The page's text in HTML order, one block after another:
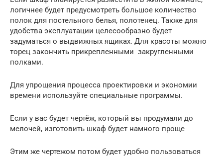
логичнее будет предусмотреть большое количество
полок для постельного белья, полотенец. Также для
удобства эксплуатации целесообразно будет
задуматься о выдвижных ящиках. Для красоты можно
торец закончить прикрепленными закругленными
полками.
Для упрощения процесса проектировки и экономии
времени используйте специальные программы.
Если у вас будет чертёж, который вы продумали до
мелочей, изготовить шкаф будет намного проще
Этим же чертежом потом будет удобно пользоваться